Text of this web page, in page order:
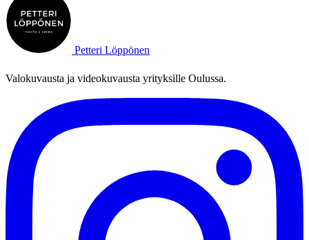
Petteri Löppönen
Valokuvausta ja videokuvausta yrityksille Oulussa.